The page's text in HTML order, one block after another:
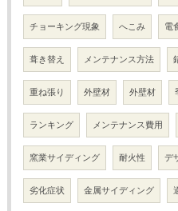
チョーキング現象 へこみ 電
葺き替え メンテナンス方法
重ね張り 外壁材 外壁材
ランキング メンテナンス費用
窯業サイディング 耐火性 デ
劣化症状 金属サイディング